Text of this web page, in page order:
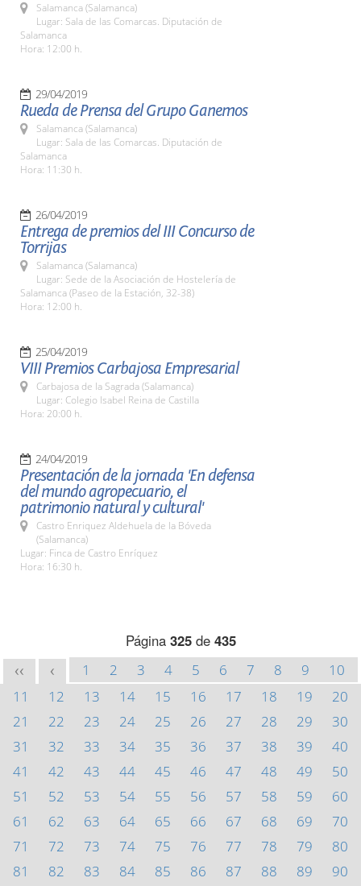
Salamanca (Salamanca)
Lugar: Sala de las Comarcas. Diputación de
Salamanca
Hora: 12:00 h.
29/04/2019
Rueda de Prensa del Grupo Ganemos
Salamanca (Salamanca)
Lugar: Sala de las Comarcas. Diputación de
Salamanca
Hora: 11:30 h.
26/04/2019
Entrega de premios del III Concurso de
Torrijas
Salamanca (Salamanca)
Lugar: Sede de la Asociación de Hostelería de
Salamanca (Paseo de la Estación, 32-38)
Hora: 12:00 h.
25/04/2019
VIII Premios Carbajosa Empresarial
Carbajosa de la Sagrada (Salamanca)
Lugar: Colegio Isabel Reina de Castilla
Hora: 20:00 h.
24/04/2019
Presentación de la jornada 'En defensa
del mundo agropecuario, el
patrimonio natural y cultural'
Castro Enriquez Aldehuela de la Bóveda
(Salamanca)
Lugar: Finca de Castro Enríquez
Hora: 16:30 h.
Página 325de 435
<< < 1 2 3 4 5 6 7 8 9
10
11
12 13 14 15 16 17 18 19
20
21
22 23 24 25 26 27 28 29
30
31
32 33 34 35 36 37 38 39
40
41
42 43 44 45 46 47 48 49
50
51
52 53 54 55 56 57 58 59
60
61
62 63 64 65 66 67 68 69
70
71
72 73 74 75 76 77 78 79
80
81
82 83 84 85 86 87 88 89
90